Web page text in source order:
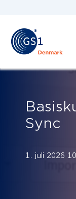
Sync
1. juli 2026